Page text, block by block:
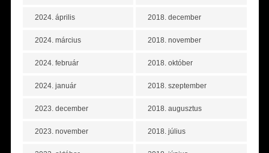
2024. április
2024. március
2024. február
2024. január
2023. december
2023. november
2018. december
2018. november
2018. október
2018. szeptember
2018. augusztus
2018. július